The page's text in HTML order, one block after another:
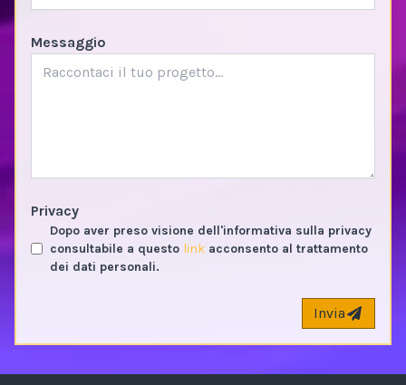
Messaggio
Privacy
Dopo aver preso visione dell'informativa sulla privacy
consultabile a questo link acconsento al trattamento
dei dati personali.
Invia